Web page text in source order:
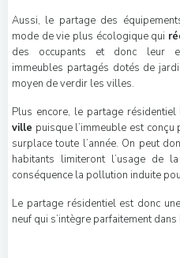
Aussi, le partage des
mode de vie plus écologique qui
des occupants et donc leur
immeubles partagés dotés de
moyen de verdir les villes.
Plus encore, le partage résidentiel
ville puisque l’immeuble est
surplace toute l’année. On peut
habitants limiteront l’usage de
conséquence la pollution induite
Le partage résidentiel est donc
neuf qui s’intègre parfaitement